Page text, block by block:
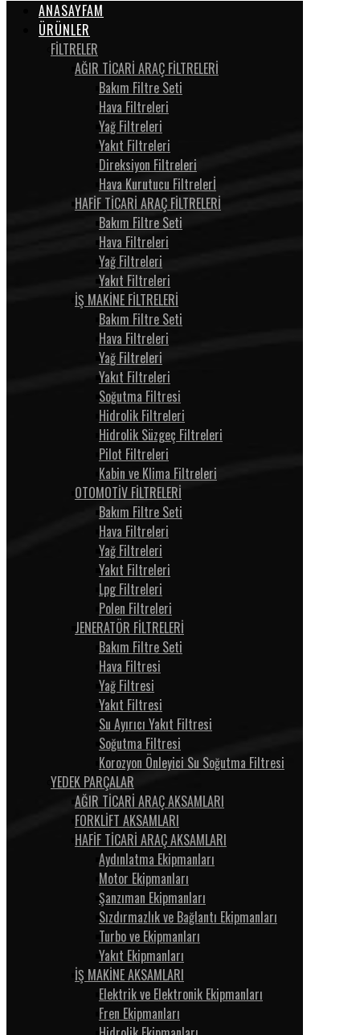
ANASAYFAM
ÜRÜNLER
FİLTRELER
AĞIR TİCARİ ARAÇ FİLTRELERİ
Bakım Filtre Seti
Hava Filtreleri
Yağ Filtreleri
Yakıt Filtreleri
Direksiyon Filtreleri
Hava Kurutucu Filtrelerİ
HAFİF TİCARİ ARAÇ FİLTRELERİ
Bakım Filtre Seti
Hava Filtreleri
Yağ Filtreleri
Yakıt Filtreleri
İŞ MAKİNE FİLTRELERİ
Bakım Filtre Seti
Hava Filtreleri
Yağ Filtreleri
Yakıt Filtreleri
Soğutma Filtresi
Hidrolik Filtreleri
Hidrolik Süzgeç Filtreleri
Pilot Filtreleri
Kabin ve Klima Filtreleri
OTOMOTİV FİLTRELERİ
Bakım Filtre Seti
Hava Filtreleri
Yağ Filtreleri
Yakıt Filtreleri
Lpg Filtreleri
Polen Filtreleri
JENERATÖR FİLTRELERİ
Bakım Filtre Seti
Hava Filtresi
Yağ Filtresi
Yakıt Filtresi
Su Ayırıcı Yakıt Filtresi
Soğutma Filtresi
Korozyon Önleyici Su Soğutma Filtresi
YEDEK PARÇALAR
AĞIR TİCARİ ARAÇ AKSAMLARI
FORKLİFT AKSAMLARI
HAFİF TİCARİ ARAÇ AKSAMLARI
Aydınlatma Ekipmanları
Motor Ekipmanları
Şanzıman Ekipmanları
Sızdırmazlık ve Bağlantı Ekipmanları
Turbo ve Ekipmanları
Yakıt Ekipmanları
İŞ MAKİNE AKSAMLARI
Elektrik ve Elektronik Ekipmanları
Fren Ekipmanları